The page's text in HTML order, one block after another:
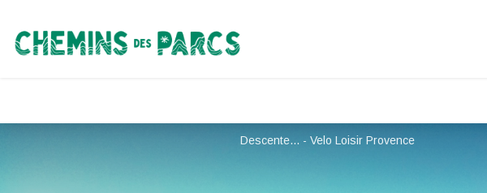
Chemins des Parcs
Descente... - Velo Loisir Provence